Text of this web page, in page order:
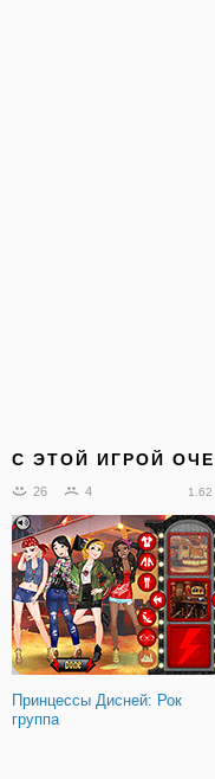
C ЭТОЙ ИГРОЙ
26 4 1.62
Принцессы Дисней: Рок
группа